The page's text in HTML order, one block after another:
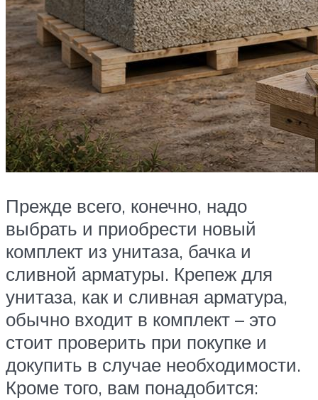
Прежде всего, конечно, надо
выбрать и приобрести новый
комплект из унитаза, бачка и
сливной арматуры. Крепеж для
унитаза, как и сливная арматура,
обычно входит в комплект – это
стоит проверить при покупке и
докупить в случае необходимости.
Кроме того, вам понадобится: